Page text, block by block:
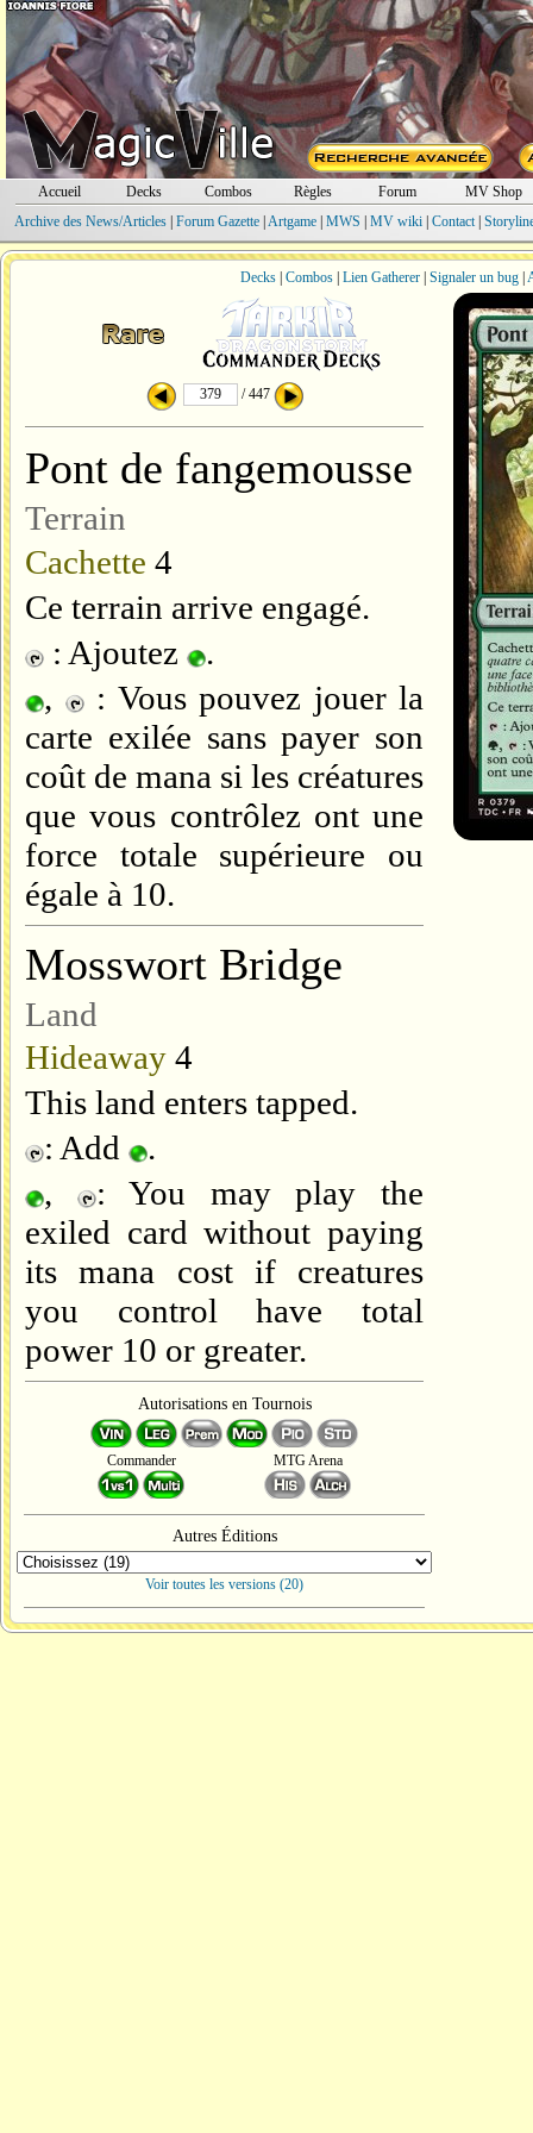
Accueil Decks Combos Règles Forum
MV Shop
Archive des News/Articles| Forum Gazette| Artgame| MWS MV wiki| Contact|
Decks Combos Lien Gatherer Signaler un bug
/ 447
Pont de fangemousse
Terrain
Cachette 4
Ce terrain arrive engagé.
: Ajoutez
.
,
: Vous pouvez jouer la
carte exilée sans payer son
coût de mana si les créatures
que vous contrôlez ont une
force totale supérieure ou
égale à 10.
Mosswort Bridge
Land
Hideaway 4
This land enters tapped.
: Add
.
,
: You may play the
exiled card without paying
its mana cost if creatures
you control have total
power 10 or greater.
Autorisations en Tournois
Commander MTG Arena
Autres Éditions
Voir toutes les versions (20)